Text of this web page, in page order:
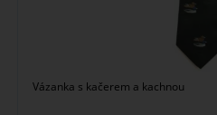
Vázanka s kačerem a kachnou